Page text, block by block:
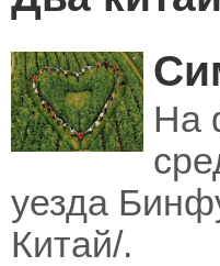
На
уезда
Китай/.